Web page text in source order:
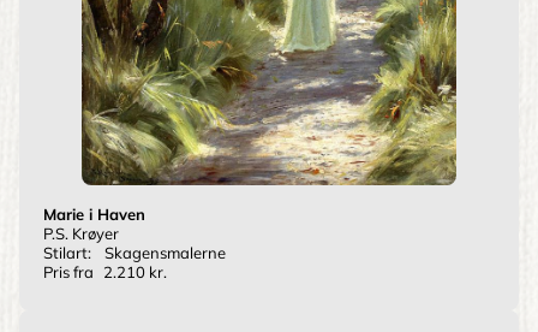
Marie i Haven
P.S. Krøyer
Stilart:
Skagensmalerne
Pris fra
2.210 kr.